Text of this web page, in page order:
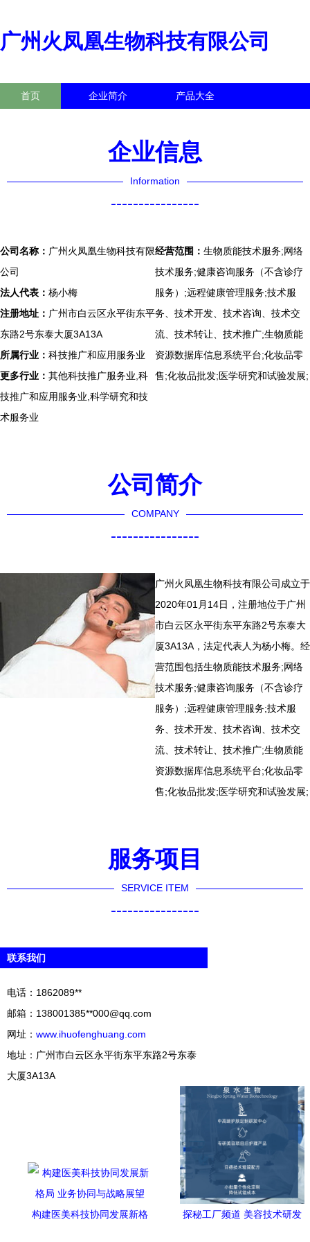
广州火凤凰生物科技有限公司
首页 企业简介 产品大全
企业信息
Information
----------------
公司名称： 广州火凤凰生物科技有限
公司
法人代表： 杨小梅
注册地址： 广州市白云区永平街东平
东路2号东泰大厦3A13A
所属行业： 科技推广和应用服务业
更多行业： 其他科技推广服务业,科
技推广和应用服务业,科学研究和技
术服务业
经营范围： 生物质能技术服务;网络
技术服务;健康咨询服务（不含诊疗
服务）;远程健康管理服务;技术服
务、技术开发、技术咨询、技术交
流、技术转让、技术推广;生物质能
资源数据库信息系统平台;化妆品零
售;化妆品批发;医学研究和试验发展;
公司简介
COMPANY
----------------
广州火凤凰生物科技有限公司成立于
2020年01月14日，注册地位于广州
市白云区永平街东平东路2号东泰大
厦3A13A，法定代表人为杨小梅。经
营范围包括生物质能技术服务;网络
技术服务;健康咨询服务（不含诊疗
服务）;远程健康管理服务;技术服
务、技术开发、技术咨询、技术交
流、技术转让、技术推广;生物质能
资源数据库信息系统平台;化妆品零
售;化妆品批发;医学研究和试验发展;
服务项目
SERVICE ITEM
----------------
联系我们
电话：1862089**
邮箱：138001385**000@qq.com
网址： www.ihuofenghuang.com
地址：广州市白云区永平街东平东路2号东泰
大厦3A13A
构建医美科技协同发展新格
探秘工厂频道 美容技术研发